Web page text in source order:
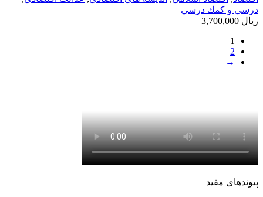
درسي و كمك درسي
ریال
1
2
→
پیوندهای مفید